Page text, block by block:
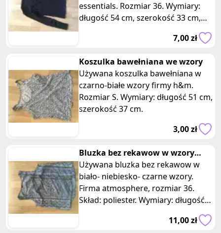
essentials. Rozmiar 36. Wymiary:
długość 54 cm, szerokość 33 cm,
7,00 zł
Koszulka bawełniana we wzory
Używana koszulka bawełniana w
czarno-białe wzory firmy h&m.
Rozmiar S. Wymiary: długość 51 cm,
szerokość 37 cm.
3,00 zł
Bluzka bez rekawow w wzory
biało- niebiesko- czarne
Używana bluzka bez rekawow w
biało- niebiesko- czarne wzory.
Firma atmosphere, rozmiar 36.
Skład: poliester. Wymiary: długość
11,00 zł